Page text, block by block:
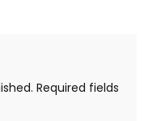
Required fields